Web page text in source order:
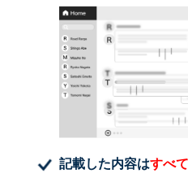
記載した内容はすべ